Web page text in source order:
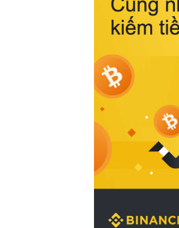
Bên cạnh đó,
sản phẩm
tế còn giúp
khuẩn và
thời tiết nóng
thêm các
động của
phòng ngủ
người tại
Link) để có
2. Các tiêu
chăn ga gối
ngủ
Để sở hữu
cao cấp
công năng,
nhắc kỹ